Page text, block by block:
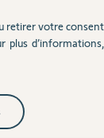
ne s'agit pas
retirer votre
plus